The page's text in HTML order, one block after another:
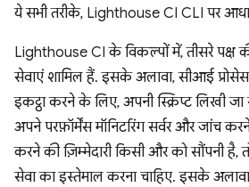
ये सभी तरीके, Lighthouse CI CLI पर
Lighthouse CI के विकल्पों में, तीसरे पक्ष की
सेवाएं शामिल हैं. इसके अलावा, सीआई प्रोसेस
इकट्ठा करने के लिए, अपनी स्क्रिप्ट लिखी
अपने परफ़ॉर्मेंस मॉनिटरिंग सर्वर और जांच
करने की ज़िम्मेदारी किसी और को सौंपनी है,
सेवा का इस्तेमाल करना चाहिए. इसके